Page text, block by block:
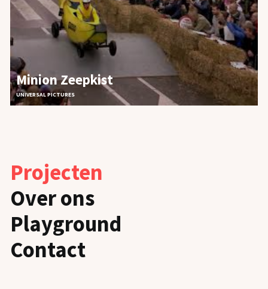
Minion Zeepkist
UNIVERSAL PICTURES
Projecten
Over ons
Playground
Contact